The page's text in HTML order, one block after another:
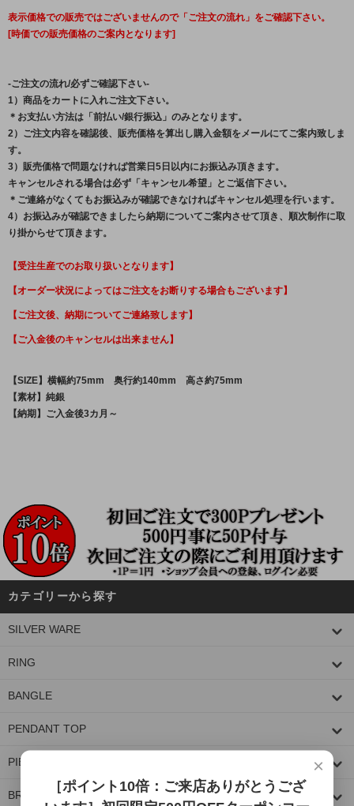
表示価格での販売ではございませんので「ご注文の流れ」をご確認下さい。
[時価での販売価格のご案内となります]
-ご注文の流れ/必ずご確認下さい-
1）商品をカートに入れご注文下さい。
＊お支払い方法は「前払い/銀行振込」のみとなります。
2）ご注文内容を確認後、販売価格を算出し購入金額をメールにてご案内致しま
す。
3）販売価格で問題なければ営業日5日以内にお振込み頂きます。
キャンセルされる場合は必ず「キャンセル希望」とご返信下さい。
＊ご連絡がなくてもお振込みが確認できなければキャンセル処理を行います。
4）お振込みが確認できましたら納期についてご案内させて頂き、順次制作に取
り掛からせて頂きます。
【受注生産でのお取り扱いとなります】
【オーダー状況によってはご注文をお断りする場合もございます】
【ご注文後、納期についてご連絡致します】
【ご入金後のキャンセルは出来ません】
【SIZE】横幅約75mm 奥行約140mm 高さ約75mm
【素材】純銀
【納期】ご入金後3カ月～
カテゴリーから探す
SILVER WARE
RING
BANGLE
PENDANT TOP
PIERCE
BRACELET
×
［ポイント10倍：ご来店ありがとうござ